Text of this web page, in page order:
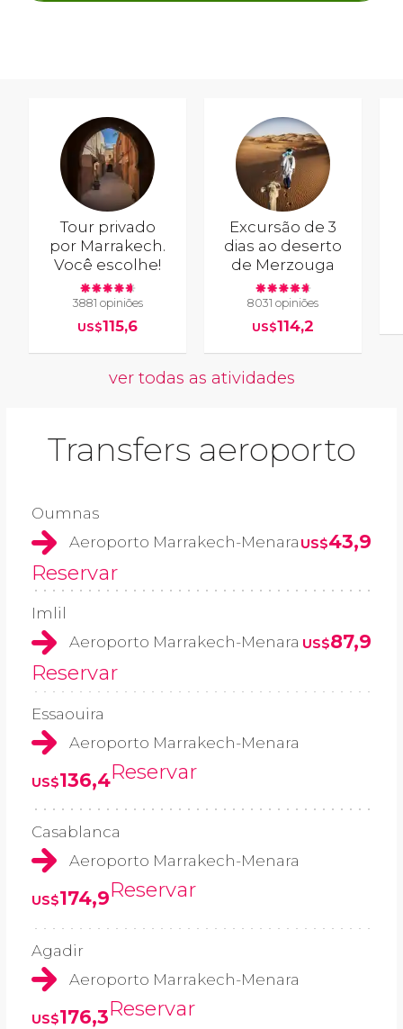
Tour privado
por Marrakech.
Você escolhe!
3881 opiniões
US$115,6
Excursão de 3
dias ao deserto
de Merzouga
8031 opiniões
US$114,2
ver todas as atividades
Transfers aeroporto
Oumnas
Aeroporto Marrakech-Menara US$43,9
Reservar
Imlil
Aeroporto Marrakech-Menara US$87,9
Reservar
Essaouira
Aeroporto Marrakech-Menara
US$136,4Reservar
Casablanca
Aeroporto Marrakech-Menara
US$174,9Reservar
Agadir
Aeroporto Marrakech-Menara
US$176,3Reservar